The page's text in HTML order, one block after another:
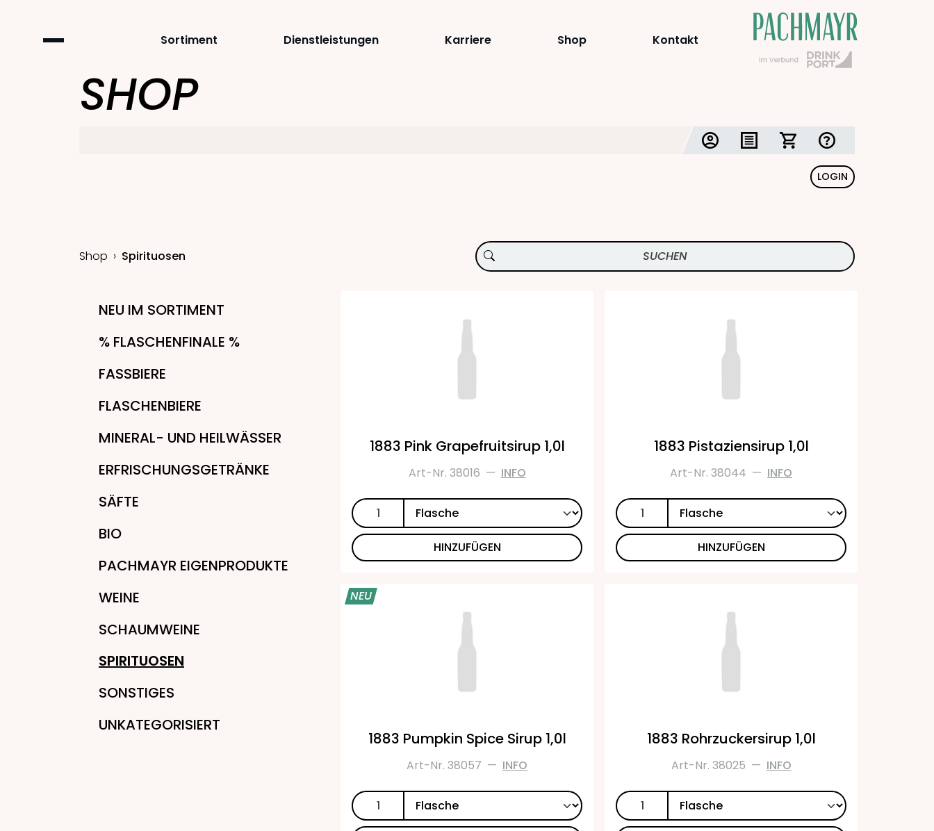
Sortiment Dienstleistungen Karriere Shop Kontakt
SHOP
LOGIN
Shop Spirituosen
NEU IM SORTIMENT
% FLASCHENFINALE %
FASSBIERE
FLASCHENBIERE
MINERAL- UND HEILWÄSSER
ERFRISCHUNGSGETRÄNKE
SÄFTE
BIO
PACHMAYR EIGENPRODUKTE
WEINE
SCHAUMWEINE
SPIRITUOSEN
SONSTIGES
UNKATEGORISIERT
1883 Pink Grapefruitsirup 1,0l
Art-Nr. 38016 — INFO
HINZUFÜGEN
1883 Pistaziensirup 1,0l
Art-Nr. 38044 — INFO
HINZUFÜGEN
NEU
1883 Pumpkin Spice Sirup 1,0l
Art-Nr. 38057 — INFO
1883 Rohrzuckersirup 1,0l
Art-Nr. 38025 — INFO